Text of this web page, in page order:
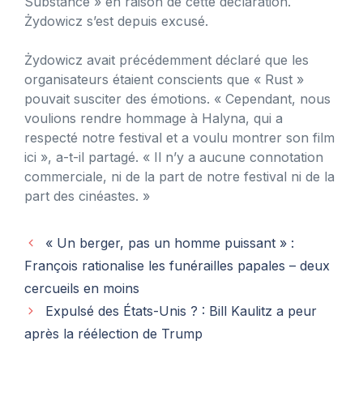
Żydowicz s’est depuis excusé.
Żydowicz avait précédemment déclaré que les
organisateurs étaient conscients que « Rust »
pouvait susciter des émotions. « Cependant, nous
voulions rendre hommage à Halyna, qui a
respecté notre festival et a voulu montrer son film
ici », a-t-il partagé. « Il n’y a aucune connotation
commerciale, ni de la part de notre festival ni de la
part des cinéastes. »
« Un berger, pas un homme puissant » :
François rationalise les funérailles papales – deux
cercueils en moins
Expulsé des États-Unis ? : Bill Kaulitz a peur
après la réélection de Trump